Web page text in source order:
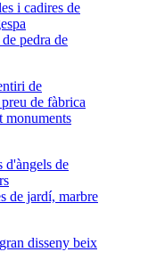
pedra de
monuments
de jardí, marbre